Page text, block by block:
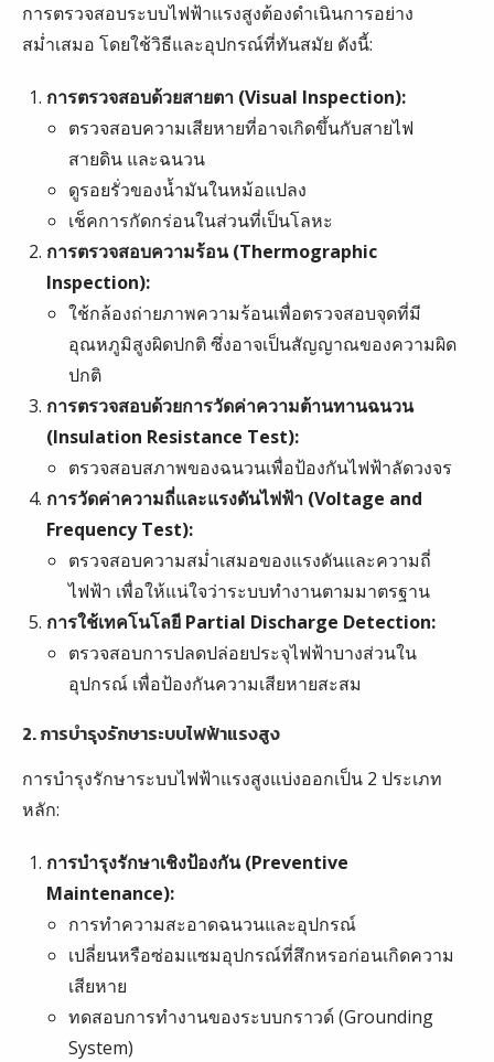
การตรวจสอบระบบไฟฟ้าแรงสูงต้องดำเนินการอย่าง
สม่ำเสมอ โดยใช้วิธีและอุปกรณ์ที่ทันสมัย ดังนี้:
การตรวจสอบด้วยสายตา (Visual Inspection):
ตรวจสอบความเสียหายที่อาจเกิดขึ้นกับสายไฟ
สายดิน และฉนวน
ดูรอยรั่วของน้ำมันในหม้อแปลง
เช็คการกัดกร่อนในส่วนที่เป็นโลหะ
การตรวจสอบความร้อน (Thermographic
Inspection):
ใช้กล้องถ่ายภาพความร้อนเพื่อตรวจสอบจุดที่มี
อุณหภูมิสูงผิดปกติ ซึ่งอาจเป็นสัญญาณของความผิด
ปกติ
การตรวจสอบด้วยการวัดค่าความต้านทานฉนวน
(Insulation Resistance Test):
ตรวจสอบสภาพของฉนวนเพื่อป้องกันไฟฟ้าลัดวงจร
การวัดค่าความถี่และแรงดันไฟฟ้า (Voltage and
Frequency Test):
ตรวจสอบความสม่ำเสมอของแรงดันและความถี่
ไฟฟ้า เพื่อให้แน่ใจว่าระบบทำงานตามมาตรฐาน
การใช้เทคโนโลยี Partial Discharge Detection:
ตรวจสอบการปลดปล่อยประจุไฟฟ้าบางส่วนใน
อุปกรณ์ เพื่อป้องกันความเสียหายสะสม
2. การบำรุงรักษาระบบไฟฟ้าแรงสูง
การบำรุงรักษาระบบไฟฟ้าแรงสูงแบ่งออกเป็น 2 ประเภท
หลัก:
การบำรุงรักษาเชิงป้องกัน (Preventive
Maintenance):
การทำความสะอาดฉนวนและอุปกรณ์
เปลี่ยนหรือซ่อมแซมอุปกรณ์ที่สึกหรอก่อนเกิดความ
เสียหาย
ทดสอบการทำงานของระบบกราวด์ (Grounding
System)